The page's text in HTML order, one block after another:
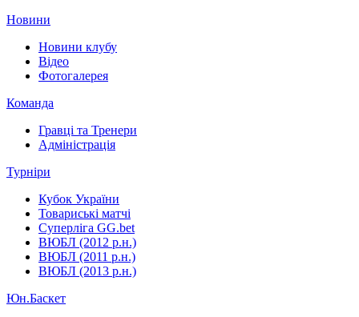
Новини
Новини клубу
Відео
Фотогалерея
Команда
Гравці та Тренери
Адміністрація
Турніри
Кубок України
Товариські матчі
Суперліга GG.bet
ВЮБЛ (2012 р.н.)
ВЮБЛ (2011 р.н.)
ВЮБЛ (2013 р.н.)
Юн.Баскет